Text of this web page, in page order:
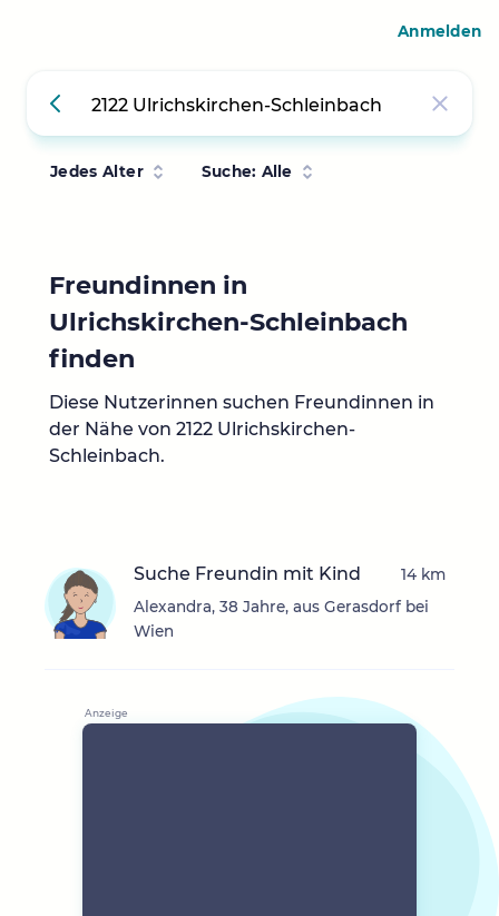
Jedes Alter Suche: Alle
Freundinnen in
Ulrichskirchen-Schleinbach
finden
Diese Nutzerinnen suchen Freundinnen in
der Nähe von 2122 Ulrichskirchen-
Schleinbach.
Suche Freundin mit Kind
Alexandra, 38 Jahre, aus Gerasdorf bei
Wien
14 km
Anmelden